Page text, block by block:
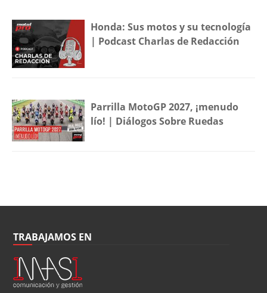
Honda: Sus motos y su tecnología
| Podcast Charlas de Redacción
Parrilla MotoGP 2027, ¡menudo
lío! | Diálogos Sobre Ruedas
TRABAJAMOS EN